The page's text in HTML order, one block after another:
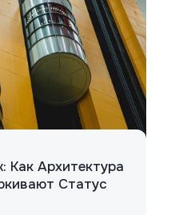
Архитектура
Статус